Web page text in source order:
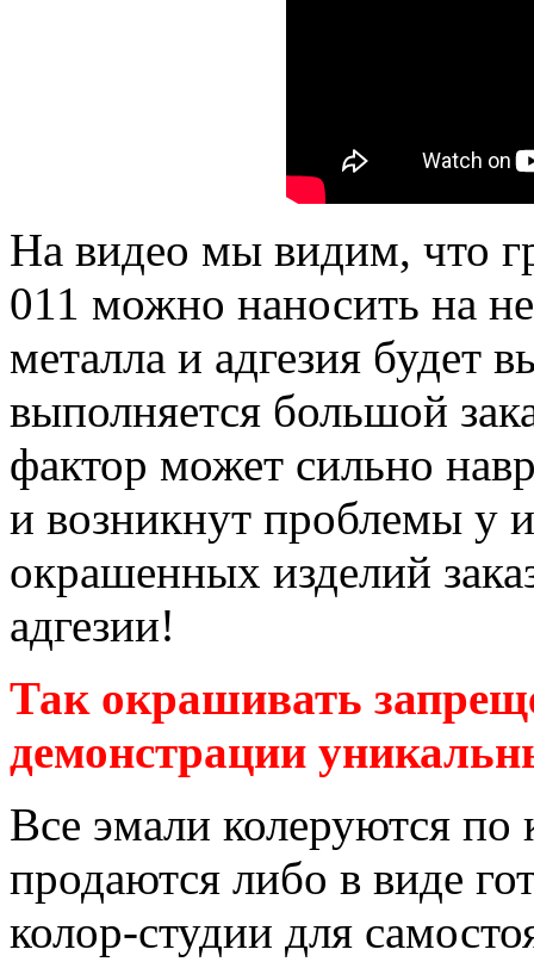
На видео мы видим, что
011 можно наносить на
металла и адгезия будет
выполняется большой
фактор может сильно
и возникнут проблемы у
окрашенных изделий
адгезии!
Так окрашивать
демонстрации
Все эмали колеруются
продаются либо в виде
колор-студии для